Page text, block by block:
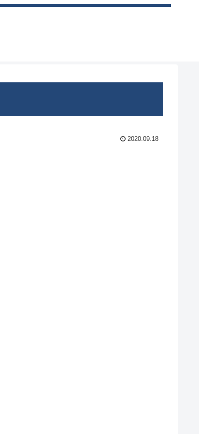
2020.09.18